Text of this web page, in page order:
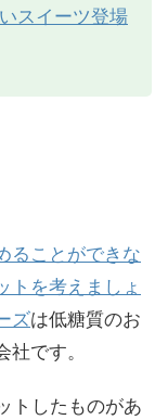
スイーツ登場
ることができな
トを考えましょ
ズは低糖質のお
です。
トしたものがあ